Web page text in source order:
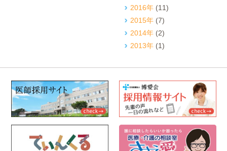
2016年 (11)
2015年 (7)
2014年 (2)
2013年 (1)